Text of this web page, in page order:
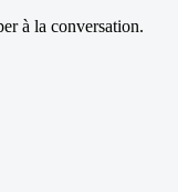
à la conversation.